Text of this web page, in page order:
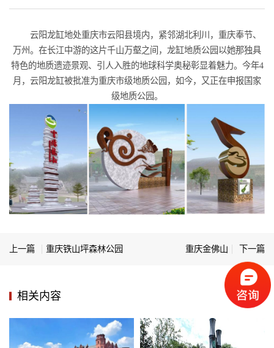
云阳龙缸地处重庆市云阳县境内，紧邻湖北利川，重庆奉节、
万州。在长江中游的这片千山万壑之间，龙缸地质公园以她那独具
特色的地质遗迹景观、引人入胜的地球科学奥秘彰显着魅力。今年4
月，云阳龙缸被批准为重庆市级地质公园，如今，又正在申报国家
级地质公园。
上一篇 重庆铁山坪森林公园 重庆金佛山 下一篇
相关内容